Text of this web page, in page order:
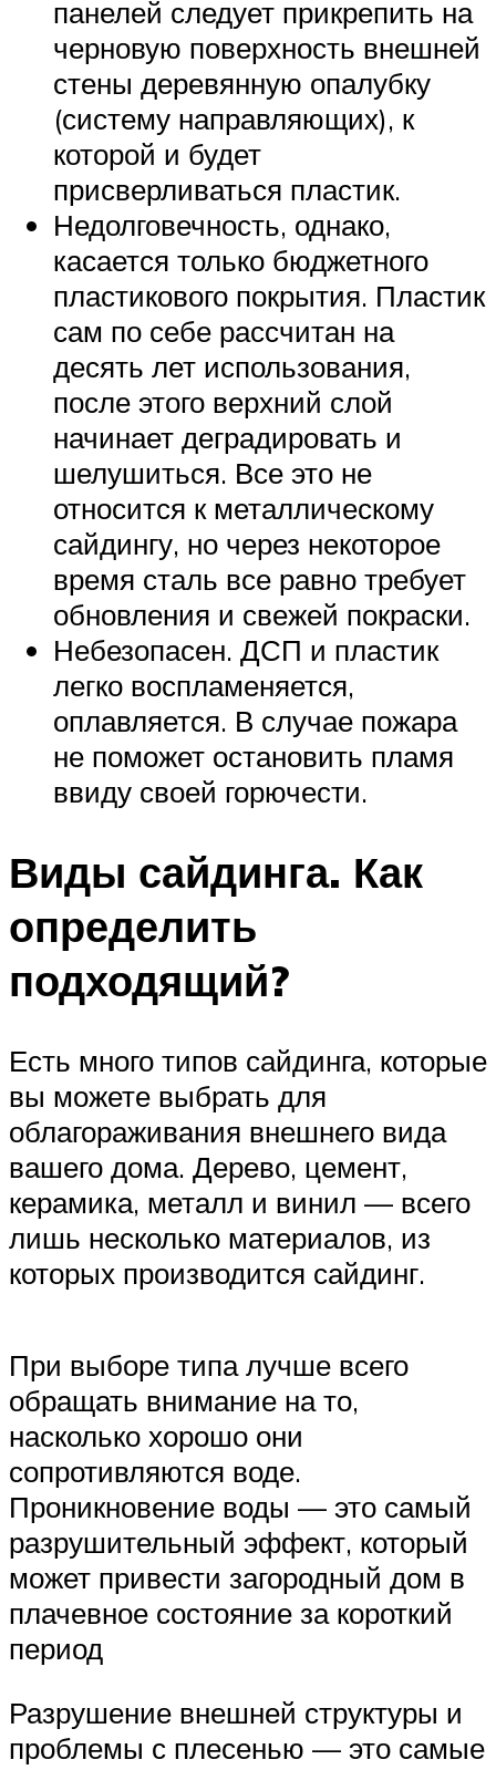
панелей следует прикрепить на
черновую поверхность внешней
стены деревянную опалубку
(систему направляющих), к
которой и будет
присверливаться пластик.
Недолговечность, однако,
касается только бюджетного
пластикового покрытия. Пластик
сам по себе рассчитан на
десять лет использования,
после этого верхний слой
начинает деградировать и
шелушиться. Все это не
относится к металлическому
сайдингу, но через некоторое
время сталь все равно требует
обновления и свежей покраски.
Небезопасен. ДСП и пластик
легко воспламеняется,
оплавляется. В случае пожара
не поможет остановить пламя
ввиду своей горючести.
Виды сайдинга. Как
определить
подходящий?
Есть много типов сайдинга, которые
вы можете выбрать для
облагораживания внешнего вида
вашего дома. Дерево, цемент,
керамика, металл и винил — всего
лишь несколько материалов, из
которых производится сайдинг.
При выборе типа лучше всего
обращать внимание на то,
насколько хорошо они
сопротивляются воде.
Проникновение воды — это самый
разрушительный эффект, который
может привести загородный дом в
плачевное состояние за короткий
период
Разрушение внешней структуры и
проблемы с плесенью — это самые